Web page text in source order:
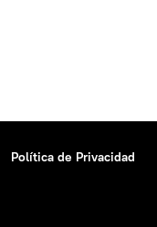
Política de Privacidad